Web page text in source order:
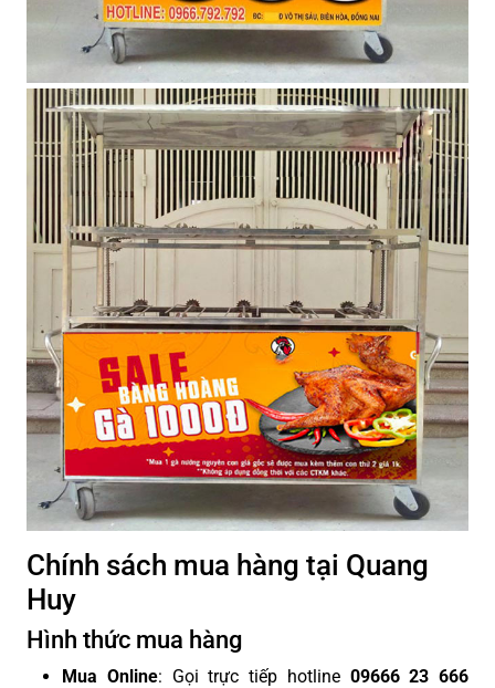
Chính sách mua hàng tại Quang
Huy
Hình thức mua hàng
Mua Online: Gọi trực tiếp hotline 09666 23 666